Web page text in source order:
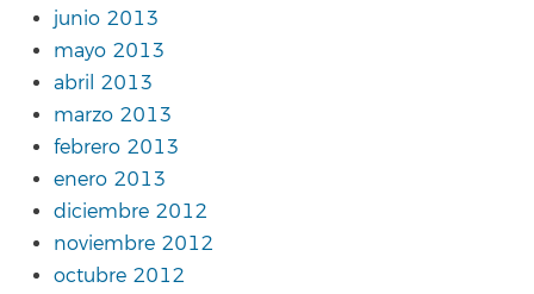
junio 2013
mayo 2013
abril 2013
marzo 2013
febrero 2013
enero 2013
diciembre 2012
noviembre 2012
octubre 2012